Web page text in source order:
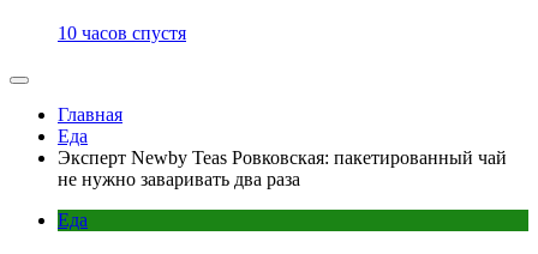
10 часов спустя
Главная
Еда
Эксперт Newby Teas Ровковская: пакетированный чай
не нужно заваривать два раза
Еда